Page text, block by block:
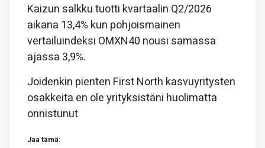
Kaizun salkku tuotti kvartaalin Q2/2026
aikana 13,4% kun pohjoismainen
vertailuindeksi OMXN40 nousi samassa
ajassa 3,9%.
Joidenkin pienten First North kasvuyritysten
osakkeita en ole yrityksistäni huolimatta
onnistunut
Jaa tämä: